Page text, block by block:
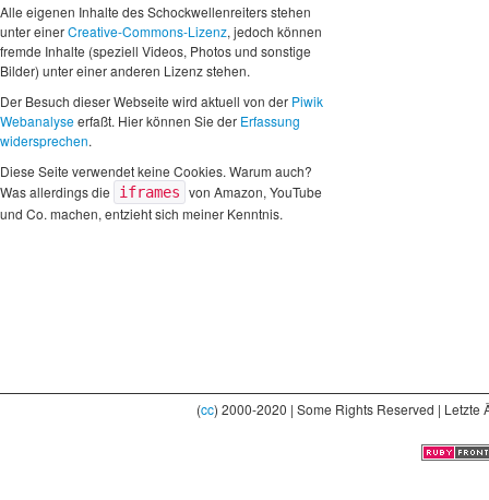
Alle eigenen Inhalte des Schockwellenreiters stehen
unter einerCreative-Commons-Lizenz, jedoch können
fremde Inhalte (speziell Videos, Photos und sonstige
Bilder) unter einer anderen Lizenz stehen.
Der Besuch dieser Webseite wird aktuell von der Piwik
Webanalyseerfaßt. Hier können Sie der Erfassung
widersprechen.
Diese Seite verwendet keine Cookies. Warum auch?
Was allerdings die
iframes von Amazon, YouTube
und Co. machen, entzieht sich meiner Kenntnis.
(cc) 2000-2020 | Some Rights Reserved |